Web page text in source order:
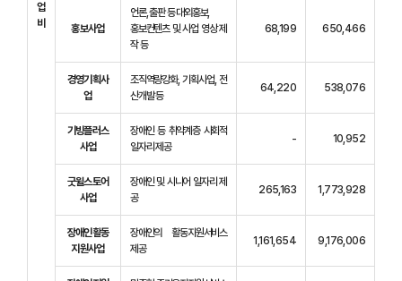
업
비
홍보사업
언론, 출판 등 대외홍보,
홍보컨텐츠 및 사업 영상 제
작 등
68,199 650,466
경영기획사
업
조직역량강화, 기획사업, 전
산개발 등
64,220 538,076
기빙플러스
사업
장애인 등 취약계층 사회적
일자리 제공
- 10,952
굿윌스토어
사업
장애인 및 시니어 일자리 제
공
265,163 1,773,928
장애인활동
지원사업
장애인의 활동지원서비스
제공
1,161,654 9,176,006